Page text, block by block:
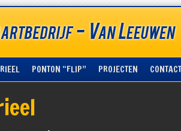
PONTON “FLIP” PROJECTEN CONTACT